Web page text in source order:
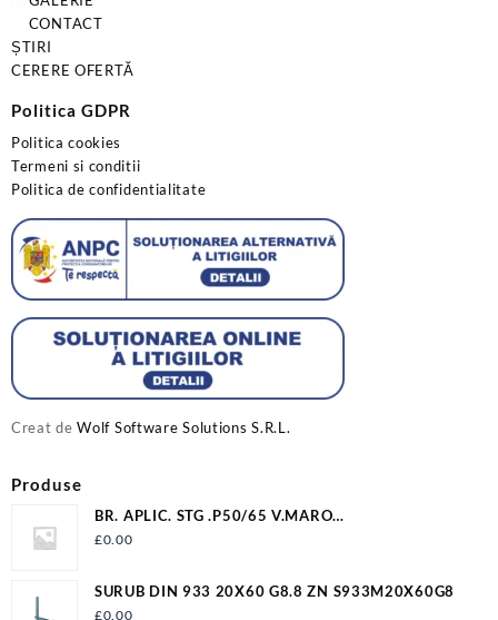
CONTACT
ȘTIRI
CERERE OFERTĂ
Politica GDPR
Politica cookies
Termeni si conditii
Politica de confidentialitate
Creat deWolf Software Solutions S.R.L.
Produse
BR. APLIC. STG .P50/65 V.MARO
12009P506500VM2LV
£0.00
SURUB DIN 933 20X60 G8.8 ZN S933M20X60G8
£0.00